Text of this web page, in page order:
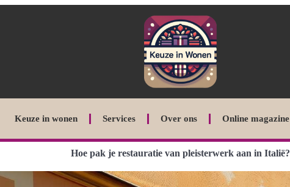
Keuze in wonen Services Over ons Online magazine
Hoe pak je restauratie van pleisterwerk aan in Italië?